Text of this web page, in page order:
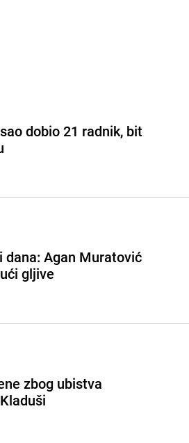
dobio 21 radnik, bit
dana: Agan Muratović
gljive
zbog ubistva